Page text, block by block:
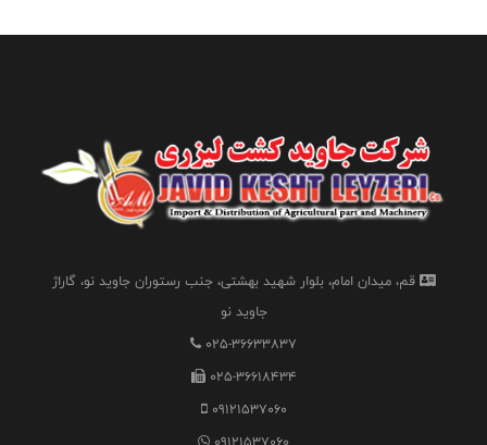
قم، میدان امام، بلوار شهید بهشتی، جنب رستوران جاوید نو، گاراژ
جاوید نو
025-36633837
025-36618434
09121537060